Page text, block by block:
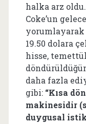
halka arz
Coke’un
yorumlayarak
19.50 dolara
hisse,
daha fazla
gibi: “Kısa
makinesidir
duygusal